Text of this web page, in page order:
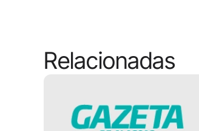
Relacionadas